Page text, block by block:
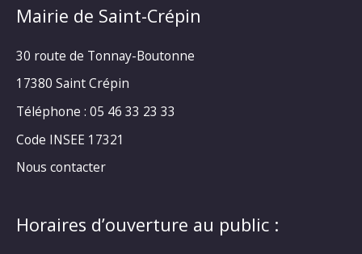
Mairie de Saint-Crépin
30 route de Tonnay-Boutonne
17380 Saint Crépin
Téléphone : 05 46 33 23 33
Code INSEE 17321
Nous contacter
Horaires d’ouverture au public :